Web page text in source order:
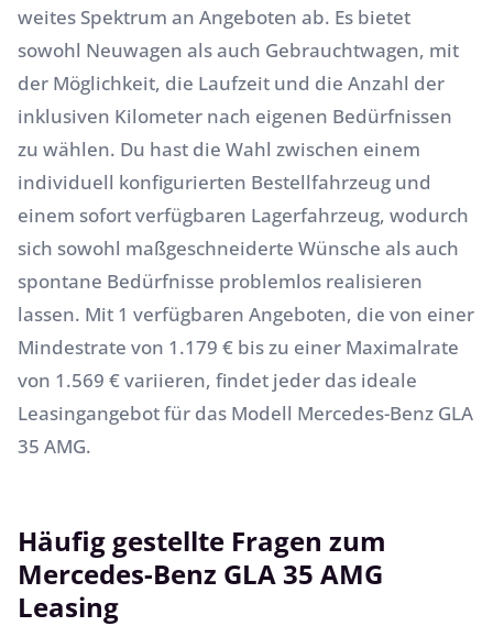
weites Spektrum an Angeboten ab. Es bietet
sowohl Neuwagen als auch Gebrauchtwagen, mit
der Möglichkeit, die Laufzeit und die Anzahl der
inklusiven Kilometer nach eigenen Bedürfnissen
zu wählen. Du hast die Wahl zwischen einem
individuell konfigurierten Bestellfahrzeug und
einem sofort verfügbaren Lagerfahrzeug, wodurch
sich sowohl maßgeschneiderte Wünsche als auch
spontane Bedürfnisse problemlos realisieren
lassen. Mit 1 verfügbaren Angeboten, die von einer
Mindestrate von 1.179 € bis zu einer Maximalrate
von 1.569 € variieren, findet jeder das ideale
Leasingangebot für das Modell Mercedes-Benz GLA
35 AMG.
Häufig gestellte Fragen zum
Mercedes-Benz GLA 35 AMG
Leasing